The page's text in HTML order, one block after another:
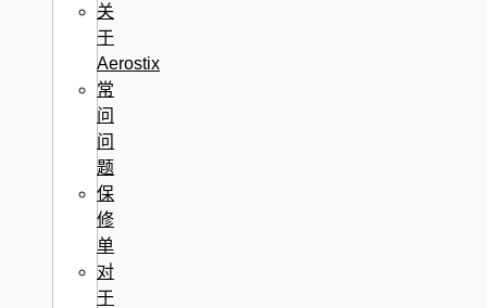
关
于
Aerostix
常
问
问
题
保
修
单
对
于